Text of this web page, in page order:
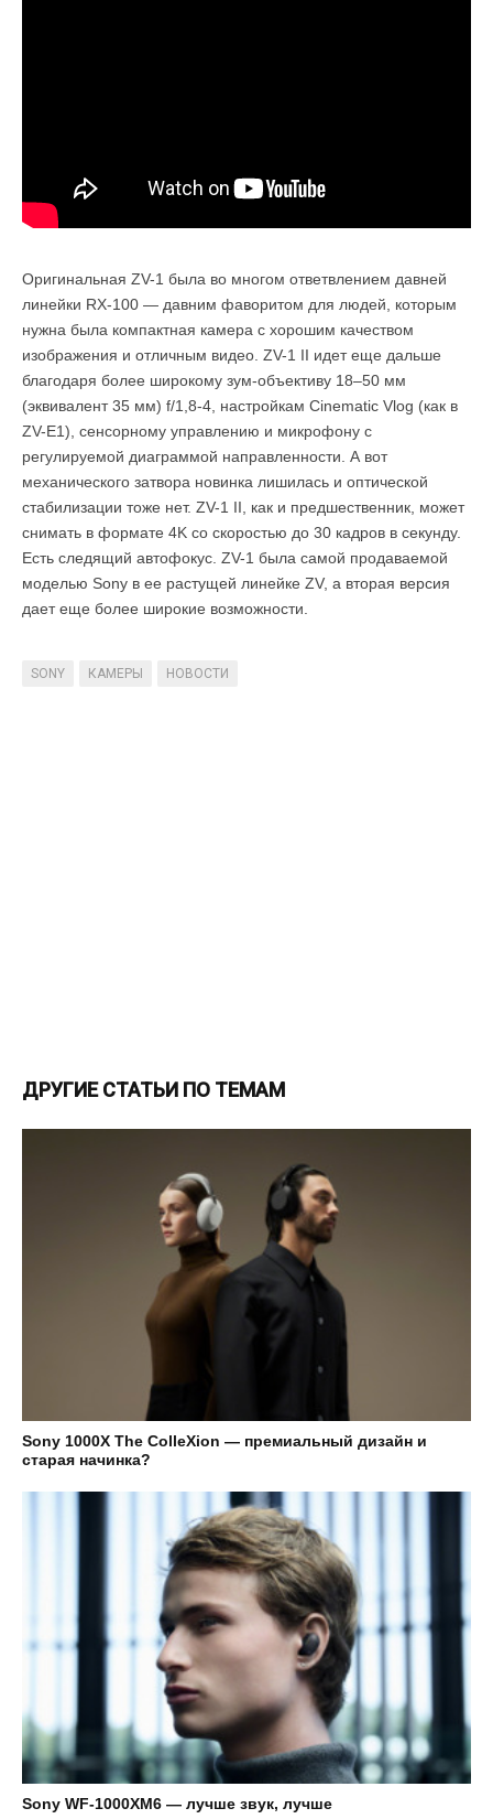
Оригинальная ZV-1 была во многом ответвлением давней
линейки RX-100 — давним фаворитом для людей, которым
нужна была компактная камера с хорошим качеством
изображения и отличным видео. ZV-1 II идет еще дальше
благодаря более широкому зум-объективу 18–50 мм
(эквивалент 35 мм) f/1,8-4, настройкам Cinematic Vlog (как в
ZV-E1), сенсорному управлению и микрофону с
регулируемой диаграммой направленности. А вот
механического затвора новинка лишилась и оптической
стабилизации тоже нет. ZV-1 II, как и предшественник, может
снимать в формате 4K со скоростью до 30 кадров в секунду.
Есть следящий автофокус. ZV-1 была самой продаваемой
моделью Sony в ее растущей линейке ZV, а вторая версия
дает еще более широкие возможности.
SONY КАМЕРЫ НОВОСТИ
ДРУГИЕ СТАТЬИ ПО ТЕМАМ
Sony 1000X The ColleXion — премиальный дизайн и
старая начинка?
Sony WF-1000XM6 — лучше звук, лучше